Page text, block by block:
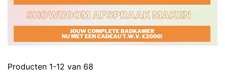
Producten 1-12 van 68